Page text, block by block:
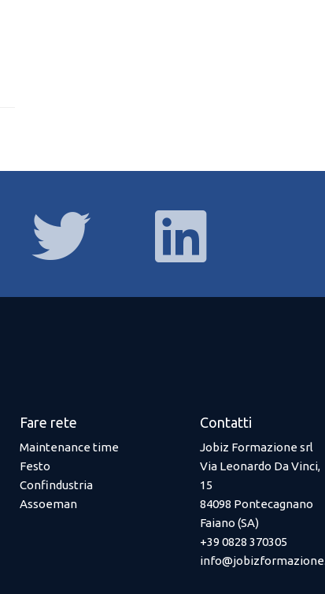
Fare rete
Maintenance time
Festo
Confindustria
Assoeman
Contatti
Jobiz Formazione srl
Via Leonardo Da Vinci,
15
84098 Pontecagnano
Faiano (SA)
+39 0828 370305